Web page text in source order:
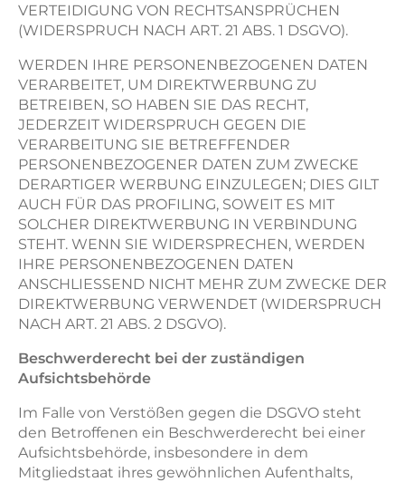
VERTEIDIGUNG VON RECHTSANSPRÜCHEN
(WIDERSPRUCH NACH ART. 21 ABS. 1 DSGVO).
WERDEN IHRE PERSONENBEZOGENEN DATEN
VERARBEITET, UM DIREKTWERBUNG ZU
BETREIBEN, SO HABEN SIE DAS RECHT,
JEDERZEIT WIDERSPRUCH GEGEN DIE
VERARBEITUNG SIE BETREFFENDER
PERSONENBEZOGENER DATEN ZUM ZWECKE
DERARTIGER WERBUNG EINZULEGEN; DIES GILT
AUCH FÜR DAS PROFILING, SOWEIT ES MIT
SOLCHER DIREKTWERBUNG IN VERBINDUNG
STEHT. WENN SIE WIDERSPRECHEN, WERDEN
IHRE PERSONENBEZOGENEN DATEN
ANSCHLIESSEND NICHT MEHR ZUM ZWECKE DER
DIREKTWERBUNG VERWENDET (WIDERSPRUCH
NACH ART. 21 ABS. 2 DSGVO).
Beschwerderecht bei der zuständigen
Aufsichtsbehörde
Im Falle von Verstößen gegen die DSGVO steht
den Betroffenen ein Beschwerderecht bei einer
Aufsichtsbehörde, insbesondere in dem
Mitgliedstaat ihres gewöhnlichen Aufenthalts,